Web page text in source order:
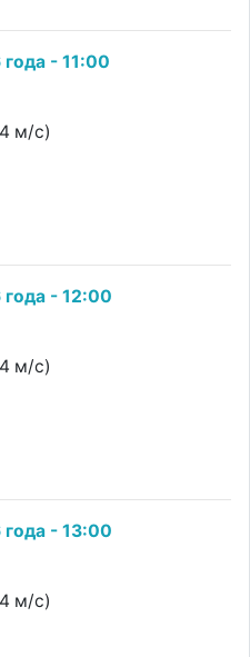
года - 11:00
м/с)
года - 12:00
м/с)
года - 13:00
м/с)